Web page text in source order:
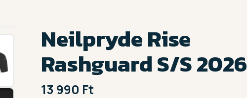
Neilpryde Rise
Rashguard S/S 2026
13 990 Ft